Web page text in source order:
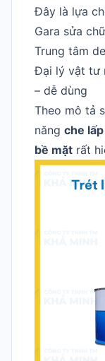
Đây là lựa
Gara sửa
Trung tâm
Đại lý vật tư
– dễ dùng
Theo mô tả
năng che
bề mặt rất